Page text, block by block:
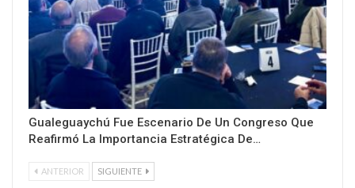
Gualeguaychú Fue Escenario De Un Congreso Que
Reafirmó La Importancia Estratégica De…
ANTERIOR SIGUIENTE